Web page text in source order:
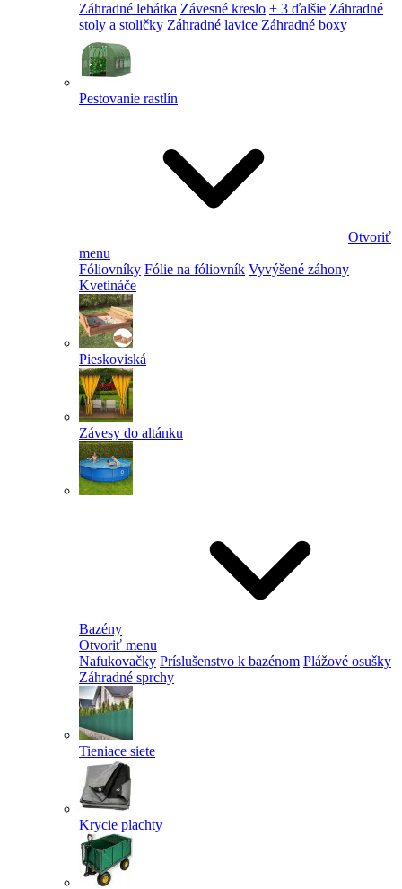
Záhradné lehátka Závesné kreslo + 3 ďalšie Záhradné
stoly a stoličky Záhradné lavice Záhradné boxy
Pestovanie rastlín
Otvoriť
menu
Fóliovníky Fólie na fóliovník Vyvýšené záhony
Kvetináče
Pieskoviská
Závesy do altánku
Bazény
Otvoriť menu
Nafukovačky Príslušenstvo k bazénom Plážové osušky
Záhradné sprchy
Tieniace siete
Krycie plachty